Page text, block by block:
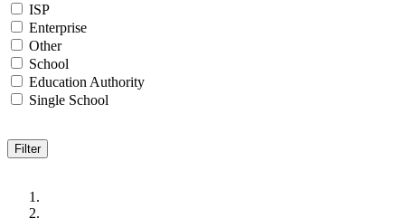
ISP
Enterprise
Other
School
Education Authority
Single School